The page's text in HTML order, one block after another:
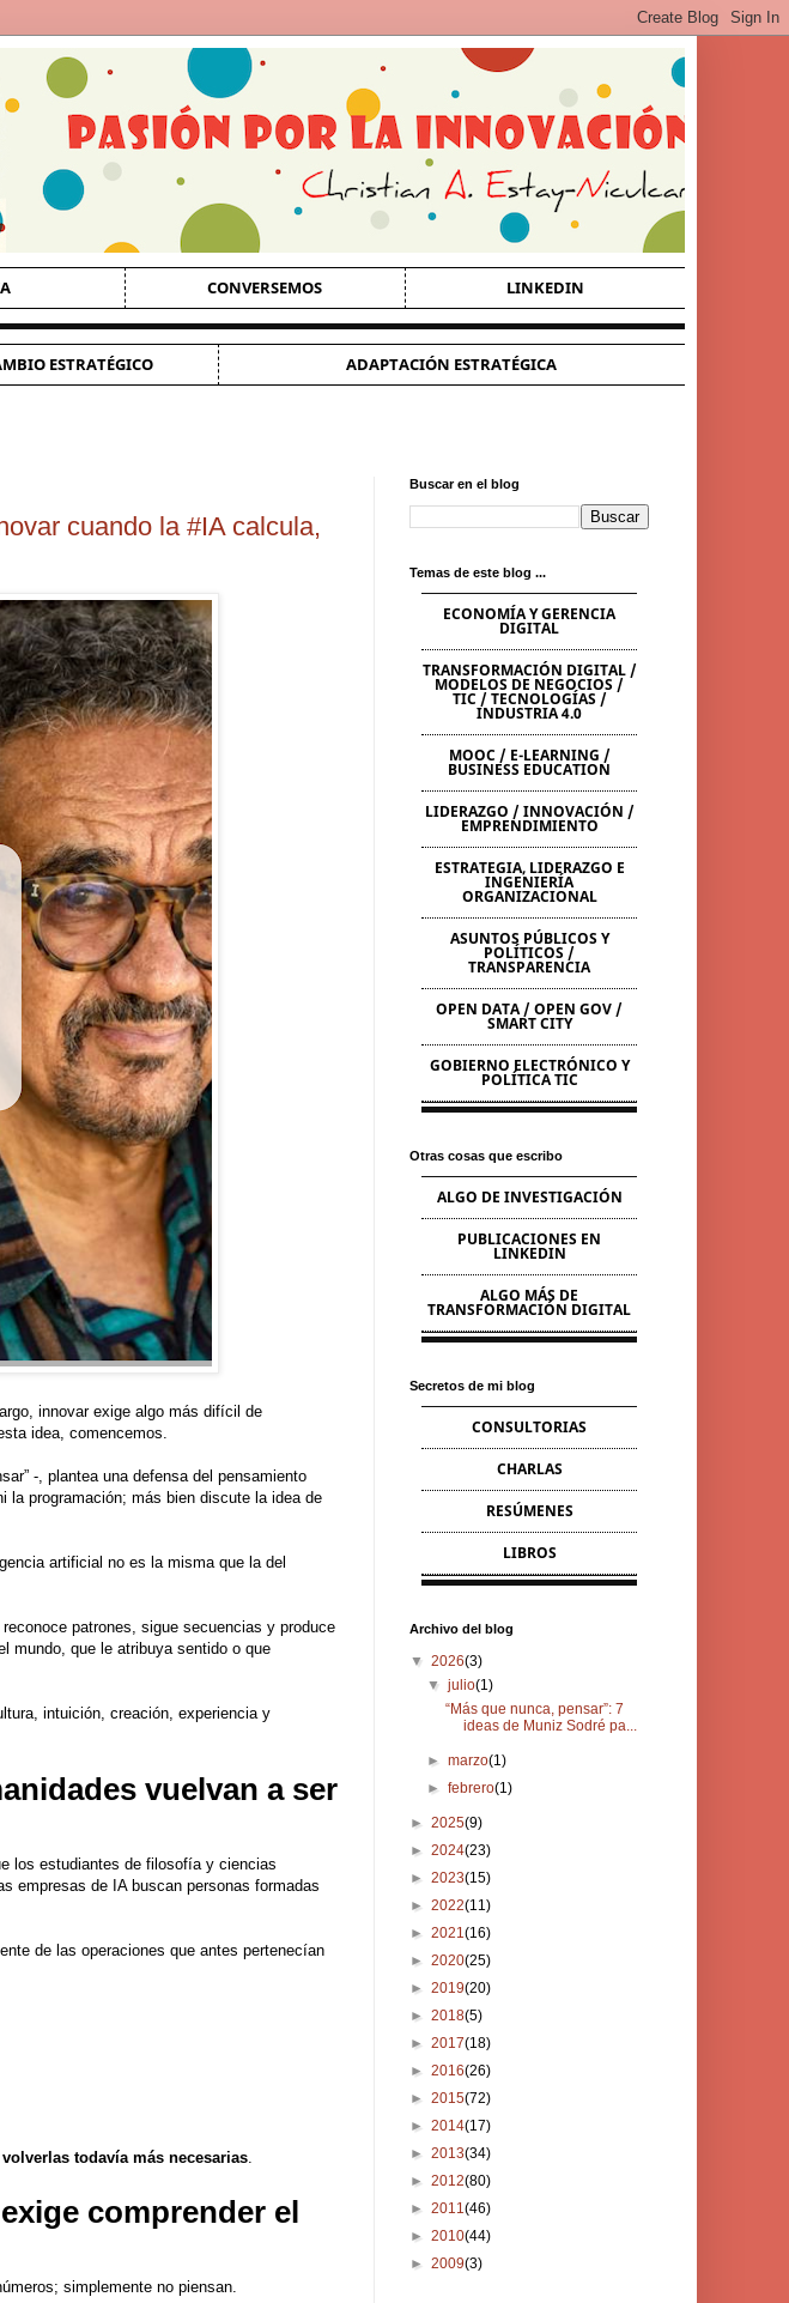
CONVERSEMOS LINKEDIN
ESTRATÉGICO ADAPTACIÓN ESTRATÉGICA
cuando la #IA calcula,
innovar exige algo más difícil de
idea, comencemos.
-, plantea una defensa del pensamiento
la programación; más bien discute la idea de
artificial no es la misma que la del
patrones, sigue secuencias y produce
mundo, que le atribuya sentido o que
intuición, creación, experiencia y
vuelvan a ser
los estudiantes de filosofía y ciencias
empresas de IA buscan personas formadas
de las operaciones que antes pertenecían
todavía más necesarias.
comprender el
simplemente no piensan.
Buscar en el blog
Temas de este blog ...
ECONOMÍA Y GERENCIA
DIGITAL
TRANSFORMACIÓN DIGITAL /
MODELOS DE NEGOCIOS /
TIC / TECNOLOGÍAS /
INDUSTRIA 4.0
MOOC / E-LEARNING /
BUSINESS EDUCATION
LIDERAZGO / INNOVACIÓN /
EMPRENDIMIENTO
ESTRATEGIA, LIDERAZGO E
INGENIERÍA
ORGANIZACIONAL
ASUNTOS PÚBLICOS Y
POLÍTICOS /
TRANSPARENCIA
OPEN DATA / OPEN GOV /
SMART CITY
GOBIERNO ELECTRÓNICO Y
POLÍTICA TIC
Otras cosas que escribo
ALGO DE INVESTIGACIÓN
PUBLICACIONES EN
LINKEDIN
ALGO MÁS DE
TRANSFORMACIÓN DIGITAL
Secretos de mi blog
CONSULTORIAS
CHARLAS
RESÚMENES
LIBROS
Archivo del blog
▼ 2026(3)
▼julio(1)
“Más que nunca, pensar”: 7
ideas de Muniz Sodré pa...
►marzo(1)
►febrero(1)
► 2025(9)
► 2024(23)
► 2023(15)
► 2022(11)
► 2021(16)
► 2020(25)
► 2019(20)
► 2018(5)
► 2017(18)
► 2016(26)
► 2015(72)
► 2014(17)
► 2013(34)
► 2012(80)
► 2011(46)
► 2010(44)
► 2009(3)